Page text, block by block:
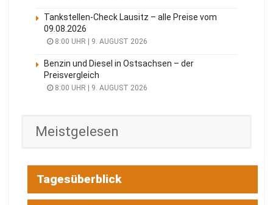
Tankstellen-Check Lausitz – alle Preise vom
09.08.2026
8:00 UHR | 9. AUGUST 2026
Benzin und Diesel in Ostsachsen – der
Preisvergleich
8:00 UHR | 9. AUGUST 2026
Meistgelesen
Tagesüberblick